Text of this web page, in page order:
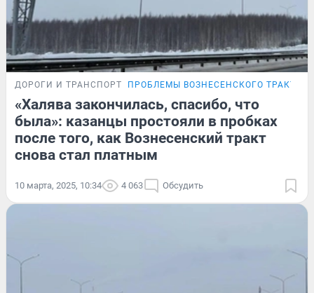
ДОРОГИ И ТРАНСПОРТ ПРОБЛЕМЫ ВОЗНЕСЕНСКОГО ТРАКТА
«Халява закончилась, спасибо, что
была»: казанцы простояли в пробках
после того, как Вознесенский тракт
снова стал платным
10 марта, 2025, 10:34 4 063 Обсудить